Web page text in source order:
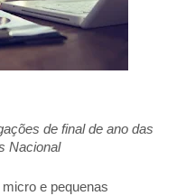
de final de ano das
Nacional
e pequenas